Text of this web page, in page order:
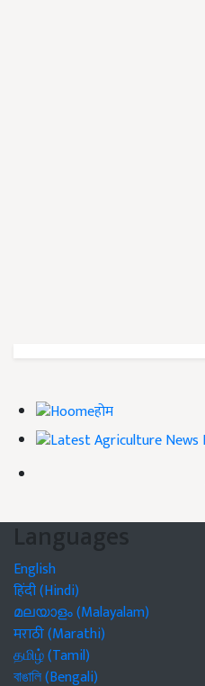
होम
Languages
English
हिंदी (Hindi)
മലയാളം (Malayalam)
मराठी (Marathi)
தமிழ் (Tamil)
বাঙালি (Bengali)